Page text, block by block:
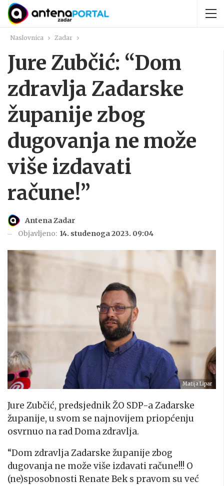
Naslovnica Zadar
Jure Zubčić: “Dom
zdravlja Zadarske
županije zbog
dugovanja ne može
više izdavati
račune!”
Antena Zadar
Objavljeno: 14. studenoga 2023. 09:04
Matija Lipar
Jure Zubčić, predsjednik ŽO SDP-a Zadarske
županije, u svom se najnovijem priopćenju
osvrnuo na rad Doma zdravlja.
“Dom zdravlja Zadarske županije zbog
dugovanja ne može više izdavati račune!!! O
(ne)sposobnosti Renate Bek s pravom su već